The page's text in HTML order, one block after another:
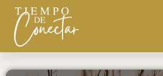
contenido